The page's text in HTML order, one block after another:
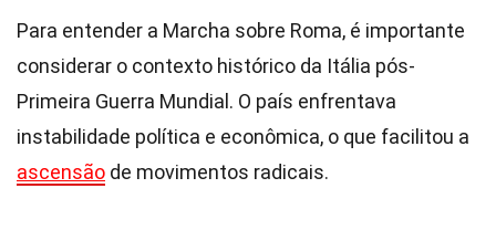
Para entender a Marcha sobre Roma, é importante
considerar o contexto histórico da Itália pós-
Primeira Guerra Mundial. O país enfrentava
instabilidade política e econômica, o que facilitou a
ascensão de movimentos radicais.